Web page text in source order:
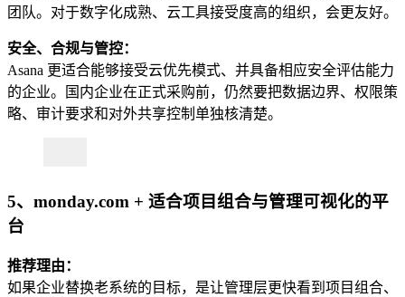
团队。对于数字化成熟、云工具接受度高的组织，会更友好。
安全、合规与管控：
Asana 更适合能够接受云优先模式、并具备相应安全评估能力
的企业。国内企业在正式采购前，仍然要把数据边界、权限策
略、审计要求和对外共享控制单独核清楚。
5、monday.com + 适合项目组合与管理可视化的平
台
推荐理由：
如果企业替换老系统的目标，是让管理层更快看到项目组合、